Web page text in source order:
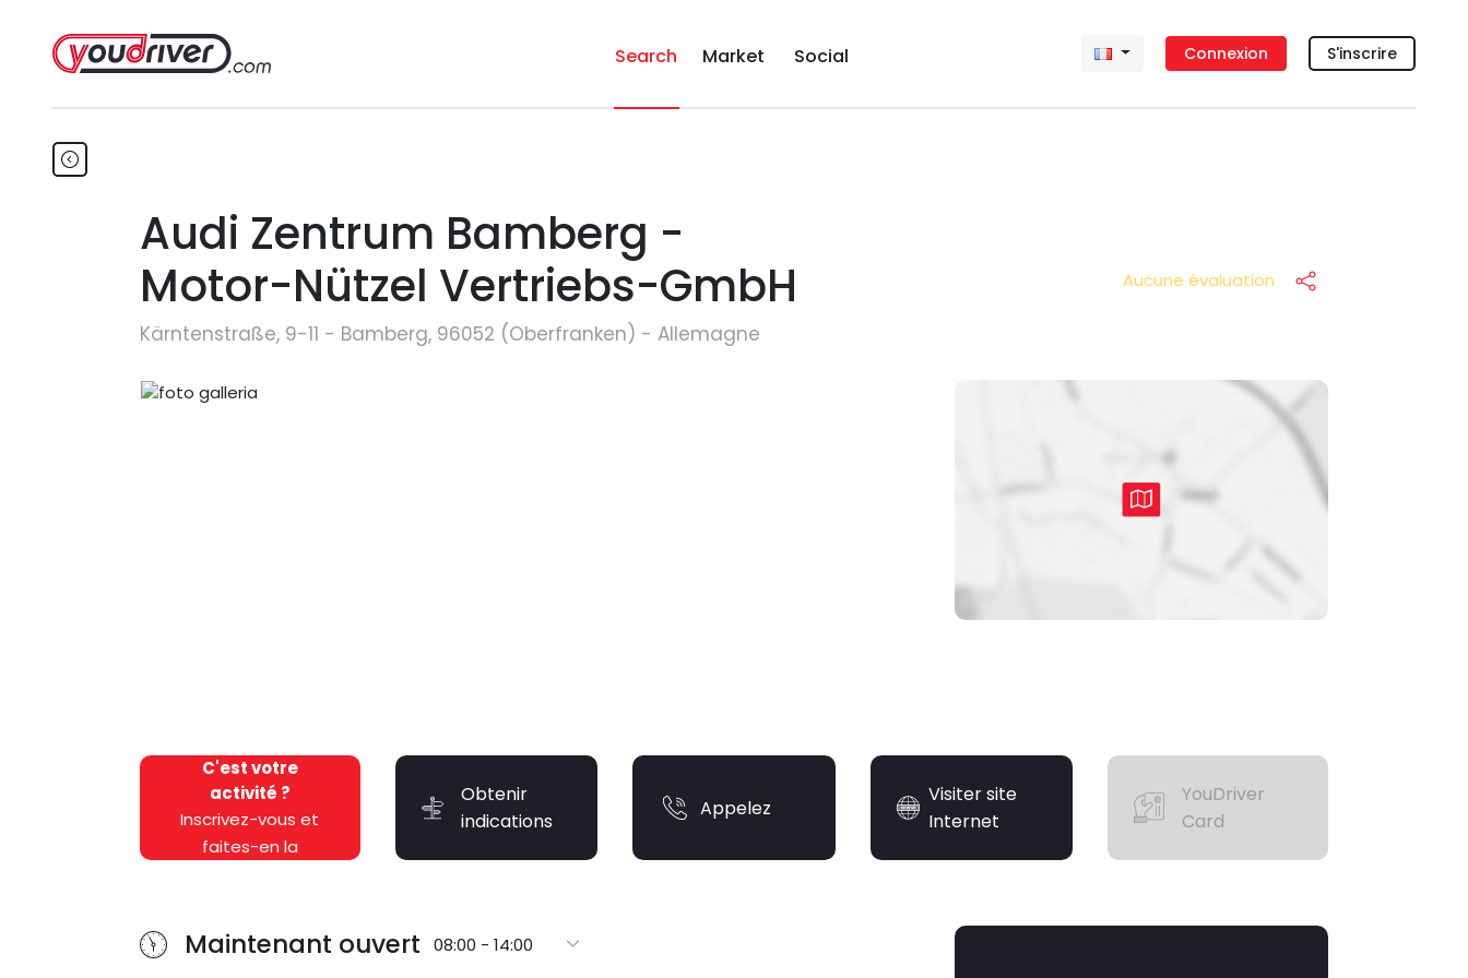
Search Market Social Connexion S'inscrire
Audi Zentrum Bamberg -
Motor-Nützel Vertriebs-GmbH
Kärntenstraße, 9-11 - Bamberg, 96052 (Oberfranken) - Allemagne
Aucune évaluation
C'est votre
activité ?
Inscrivez-vous et
faites-en la
Obtenir
indications
Appelez
Visiter site
Internet
YouDriver
Card
Maintenant ouvert 08:00 - 14:00